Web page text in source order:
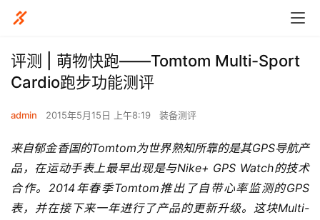
评测 | 萌物快跑——Tomtom Multi-Sport
Cardio跑步功能测评
admin 2015年5月15日 上午8:19 装备测评
来自郁金香国的Tomtom为世界熟知所靠的是其GPS导航产
品，在运动手表上最早出现是与Nike+ GPS Watch的技术
合作。2014年春季Tomtom推出了自带心率监测的GPS
表，并在接下来一年进行了产品的更新升级。这块Multi-